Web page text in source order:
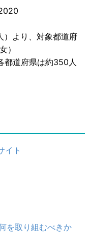
より、対象都道府
）
道府県は約350人
イト
を取り組むべきか